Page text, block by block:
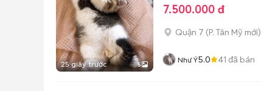
25 giây trước 5
7.500.000 đ
Quận 7 (P. Tân Mỹ mới)
Như Ý5.0 41 đã bán